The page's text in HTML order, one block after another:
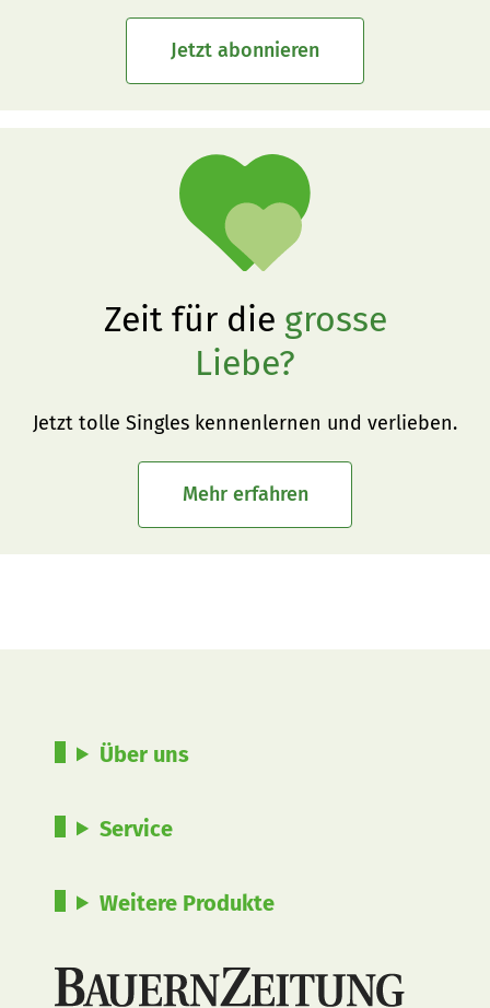
Jetzt abonnieren
Zeit für die grosse
Liebe?
Jetzt tolle Singles kennenlernen und verlieben.
Mehr erfahren
Über uns
Service
Weitere Produkte